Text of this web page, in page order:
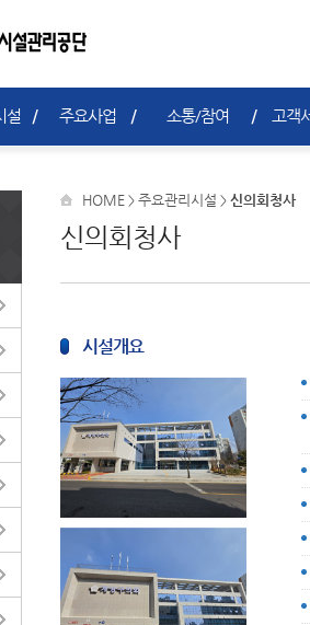
설 주요사업 소통/참여 고객
신의회청사
HOME > 주요관리시설 > 신의회청사
시설개요